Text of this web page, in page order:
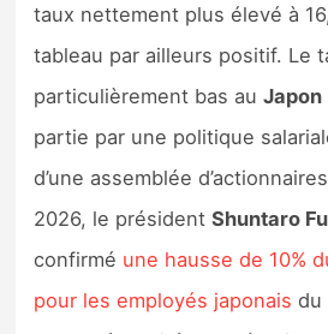
taux nettement plus élevé à
tableau par ailleurs positif. Le
particulièrement bas auJapon
partie par une politique
d’une assemblée
2026, le présidentShuntaro
confirmé une hausse de 10%
pour les employés japonais du